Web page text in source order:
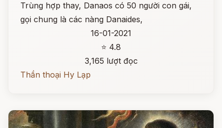
Trùng hợp thay, Danaos có 50 người con gái,
gọi chung là các nàng Danaides,
16-01-2021
⭐ 4.8
3,165 lượt đọc
Thần thoại Hy Lạp